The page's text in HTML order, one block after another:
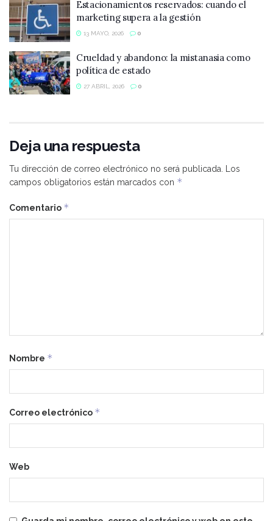
Estacionamientos reservados: cuando el
marketing supera a la gestión
13 MAYO, 2026 0
Crueldad y abandono: la mistanasia como
política de estado
27 ABRIL, 2026 0
Deja una respuesta
Tu dirección de correo electrónico no será publicada.
Los
campos obligatorios están marcados con *
Comentario *
Nombre *
Correo electrónico *
Web